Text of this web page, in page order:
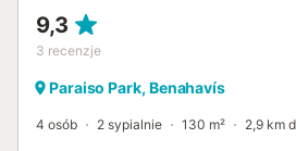
9,3
3 recenzje
Paraiso Park, Benahavís
4 osób 2 sypialnie 130 m² 2,9 km